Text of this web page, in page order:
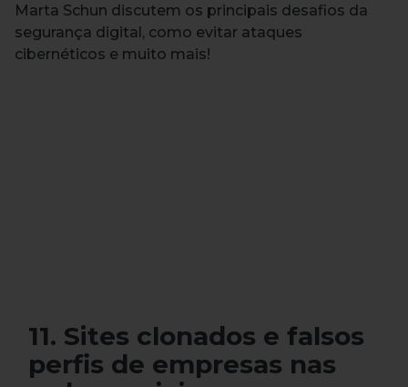
Marta Schun discutem os principais desafios da
segurança digital, como evitar ataques
cibernéticos e muito mais!
11. Sites clonados e falsos
perfis de empresas nas